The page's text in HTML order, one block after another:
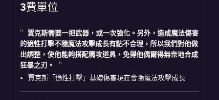
3費單位
賈克斯需要一把武器，或一次強化。另外，造成魔法傷害
的適性打擊不隨魔法攻擊成長有點不合理，所以我們對他做
出調整，使他能夠搭配魔攻道具，免得他偶爾得無奈地合成
狂暴之刃。
賈克斯「適性打擊」基礎傷害現在會隨魔法攻擊成長